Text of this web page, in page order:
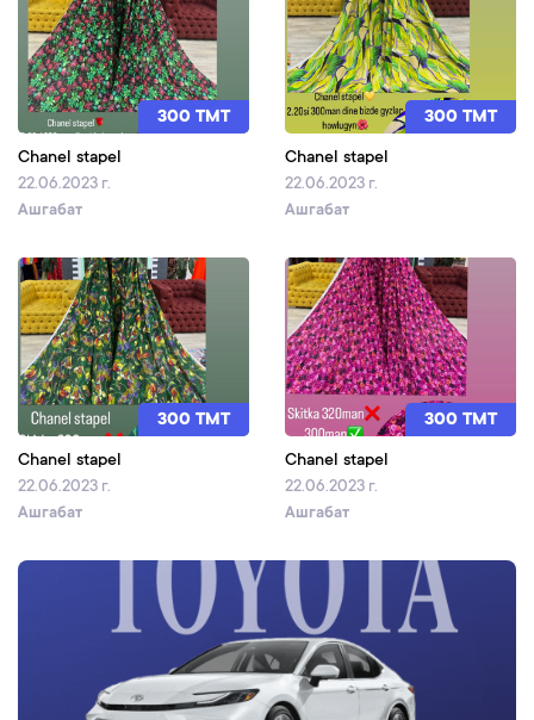
300 TMT
Chanel stapel
22.06.2023 г.
Ашгабат
300 TMT
Chanel stapel
22.06.2023 г.
Ашгабат
300 TMT
Chanel stapel
22.06.2023 г.
Ашгабат
300 TMT
Chanel stapel
22.06.2023 г.
Ашгабат